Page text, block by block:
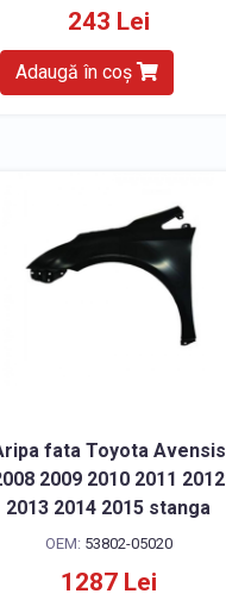
243 Lei
Adaugă în coș
fata Toyota Avensis
2009 2010 2011 2012
2013 2014 2015 stanga
OEM: 53802-05020
1287 Lei